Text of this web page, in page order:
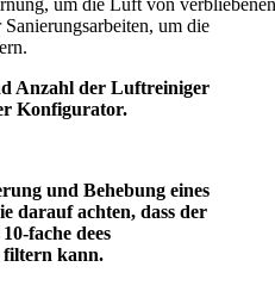
um die Luft von
um die
Anzahl der Luftreiniger
Konfigurator.
und Behebung eines
darauf achten, dass der
fache dees
filtern kann.